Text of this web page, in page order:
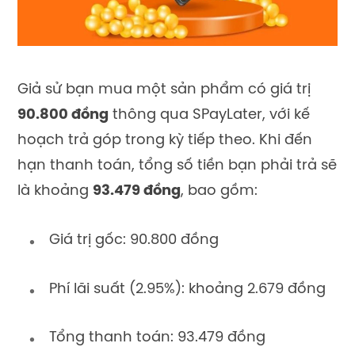
Giả sử bạn mua một sản phẩm có giá trị
90.800 đồng thông qua SPayLater, với kế
hoạch trả góp trong kỳ tiếp theo. Khi đến
hạn thanh toán, tổng số tiền bạn phải trả sẽ
là khoảng 93.479 đồng, bao gồm:
Giá trị gốc: 90.800 đồng
Phí lãi suất (2.95%): khoảng 2.679 đồng
Tổng thanh toán: 93.479 đồng